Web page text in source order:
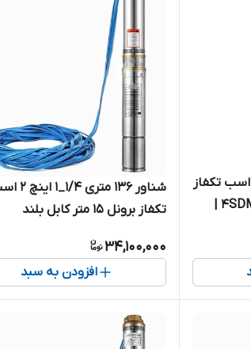
شناور ۷۲ متری ۱/۴_۱ اینچ ۱ اسب تکفاز
شناور ۱۳۶ متری ۱/
تکفاز برونل ۱۵ متر کابل بلند
کامل ۱.۲۵ اینچ کابل بلند تک فاز
34,100,000
افزودن به سبد